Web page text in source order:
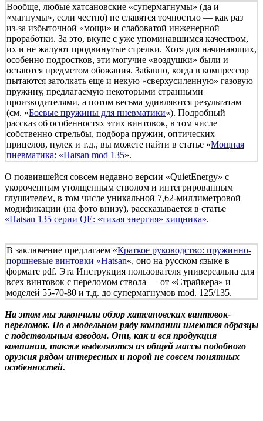
Вообще, любые хатсановские «супермагнумы» (да и
«магнумы», если честно) не славятся точностью — как раз
из-за избыточной «мощи» и слабоватой инженерной
проработки. За это, вкупе с уже упоминавшимся качеством,
их и не жалуют продвинутые стрелки. Хотя для начинающих,
особенно подростков, эти могучие «воздушки» были и
остаются предметом обожания. Забавно, когда в компрессор
пытаются затолкать еще и некую «сверхусиленную» газовую
пружину, предлагаемую некоторыми странными
производителями, а потом весьма удивляются результатам
(см. «Боевые пружины для пневматики«). Подробный
рассказ об особенностях этих винтовок, в том числе
собственно стрельбы, подбора пружин, оптических
прицелов, пулек и т.д., вы можете найти в статье «Мощная
пневматика: «Hatsan mod 135».
О появившейся совсем недавно версии «QuietEnergy» с
укороченным утолщенным стволом и интегрированным
глушителем, в том числе уникальной 7,62-миллиметровой
модификации (на фото внизу), рассказывается в статье
«Hatsan 135 серии QE: «тихая энергия» хищника».
В заключение предлагаем «Краткое руководство: пружинно-
поршневые винтовки «Hatsan«, оно на русском языке в
формате pdf. Эта Инструкция пользователя универсальна для
всех винтовок с переломом ствола — от «Страйкера» и
моделей 55-70-80 и т.д. до супермагнумов mod. 125/135.
На этом мы закончили обзор хатсановских винтовок-
переломок. Но в модельном ряду компании имеются образцы
с подствольным взводом. Они, как и вся продукция
компании, также выделяются из общей массы подобного
оружия рядом интересных и порой не совсем понятных
особенностей.